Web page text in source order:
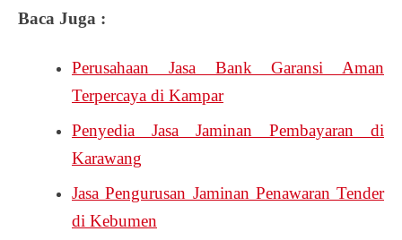
Baca Juga :
Perusahaan Jasa Bank Garansi Aman
Terpercaya di Kampar
Penyedia Jasa Jaminan Pembayaran di
Karawang
Jasa Pengurusan Jaminan Penawaran Tender
di Kebumen